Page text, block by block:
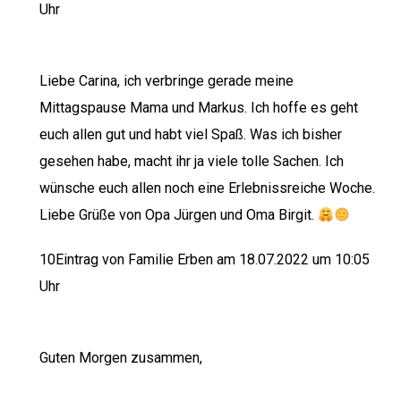
Uhr
Liebe Carina, ich verbringe gerade meine
Mittagspause Mama und Markus. Ich hoffe es geht
euch allen gut und habt viel Spaß. Was ich bisher
gesehen habe, macht ihr ja viele tolle Sachen. Ich
wünsche euch allen noch eine Erlebnissreiche Woche.
Liebe Grüße von Opa Jürgen und Oma Birgit.
10Eintrag von Familie Erben am 18.07.2022 um 10:05
Uhr
Guten Morgen zusammen,